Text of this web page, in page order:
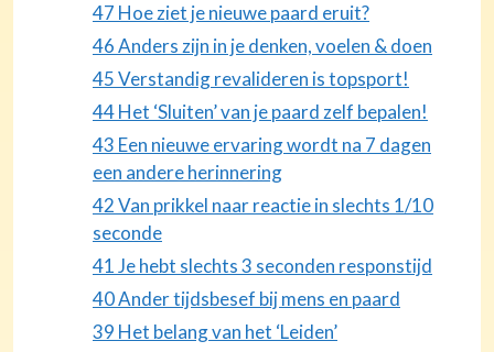
47 Hoe ziet je nieuwe paard eruit?
46 Anders zijn in je denken, voelen & doen
45 Verstandig revalideren is topsport!
44 Het ‘Sluiten’ van je paard zelf bepalen!
43 Een nieuwe ervaring wordt na 7 dagen
een andere herinnering
42 Van prikkel naar reactie in slechts 1/10
seconde
41 Je hebt slechts 3 seconden responstijd
40 Ander tijdsbesef bij mens en paard
39 Het belang van het ‘Leiden’